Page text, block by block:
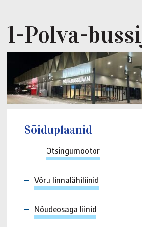
1-Polva-
Sõiduplaanid
Otsingumootor
Võru linnalähiliinid
Nõudeosaga liinid